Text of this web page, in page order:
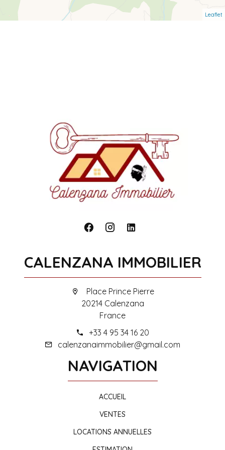
Leaflet
CALENZANA IMMOBILIER
Place Prince Pierre
20214 Calenzana
France
+33 4 95 34 16 20
calenzanaimmobilier@gmail.com
NAVIGATION
ACCUEIL
VENTES
LOCATIONS ANNUELLES